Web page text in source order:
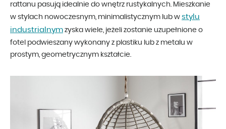
rattanu pasują idealnie do wnętrz rustykalnych. Mieszkanie
w stylach nowoczesnym, minimalistycznym lub w stylu
industrialnym zyska wiele, jeżeli zostanie uzupełnione o
fotel podwieszany wykonany z plastiku lub z metalu w
prostym, geometrycznym kształcie.